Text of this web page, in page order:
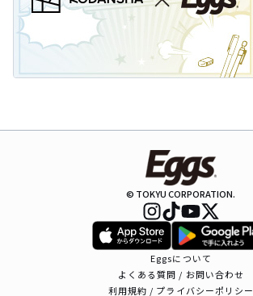
© TOKYU CORPORATION.
Eggsについて
よくある質問 / お問い合わせ
利用規約 / プライバシーポリシー